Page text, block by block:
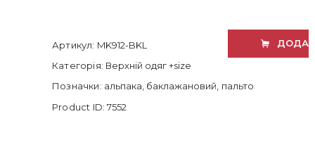
50-
кількість
Артикул: MK912-BKL
Категорія: Верхній одяг +size
Позначки: альпака, баклажановий, пальто
Product ID:7552